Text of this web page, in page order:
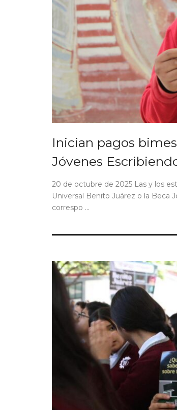
Inician pagos
Jóvenes
20 de octubre de 2025 Las y los
Universal Benito Juárez o la Beca
correspo ...